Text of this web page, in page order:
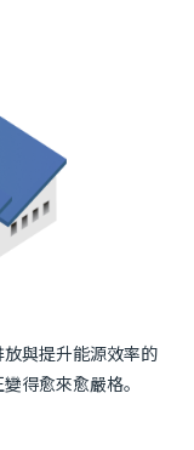
與提升能源效率的
得愈來愈嚴格。